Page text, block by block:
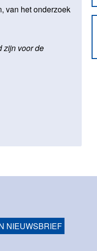
van het onderzoek
zijn voor de
NIEUWSBRIEF